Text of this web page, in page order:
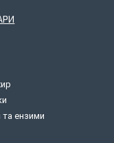
ензими